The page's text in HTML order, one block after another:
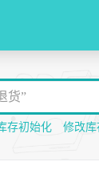
存初始化 修改库